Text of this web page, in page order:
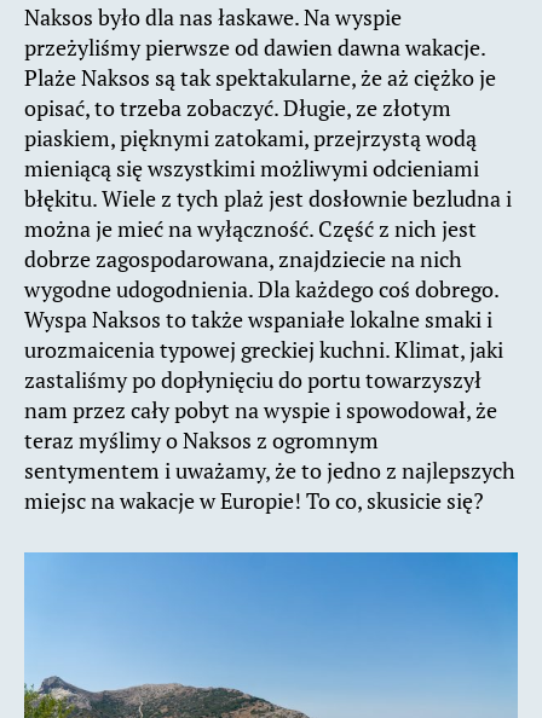
Naksos było dla nas łaskawe. Na wyspie
przeżyliśmy pierwsze od dawien dawna wakacje.
Plaże Naksos są tak spektakularne, że aż ciężko je
opisać, to trzeba zobaczyć. Długie, ze złotym
piaskiem, pięknymi zatokami, przejrzystą wodą
mieniącą się wszystkimi możliwymi odcieniami
błękitu. Wiele z tych plaż jest dosłownie bezludna i
można je mieć na wyłączność. Część z nich jest
dobrze zagospodarowana, znajdziecie na nich
wygodne udogodnienia. Dla każdego coś dobrego.
Wyspa Naksos to także wspaniałe lokalne smaki i
urozmaicenia typowej greckiej kuchni. Klimat, jaki
zastaliśmy po dopłynięciu do portu towarzyszył
nam przez cały pobyt na wyspie i spowodował, że
teraz myślimy o Naksos z ogromnym
sentymentem i uważamy, że to jedno z najlepszych
miejsc na wakacje w Europie! To co, skusicie się?